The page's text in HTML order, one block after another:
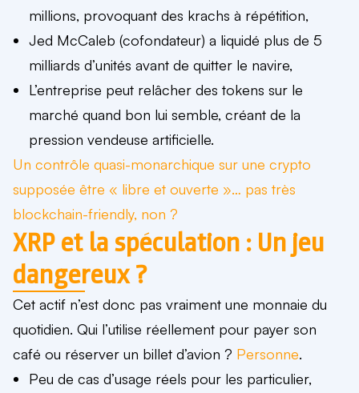
millions, provoquant des krachs à répétition,
Jed McCaleb (cofondateur) a liquidé plus de 5
milliards d’unités avant de quitter le navire,
L’entreprise peut relâcher des tokens sur le
marché quand bon lui semble, créant de la
pression vendeuse artificielle.
Un contrôle quasi-monarchique sur une crypto
supposée être « libre et ouverte »… pas très
blockchain-friendly, non ?
XRP et la spéculation : Un jeu
dangereux ?
Cet actif n’est donc pas vraiment une monnaie du
quotidien. Qui l’utilise réellement pour payer son
café ou réserver un billet d’avion ? Personne.
Peu de cas d’usage réels pour les particulier,